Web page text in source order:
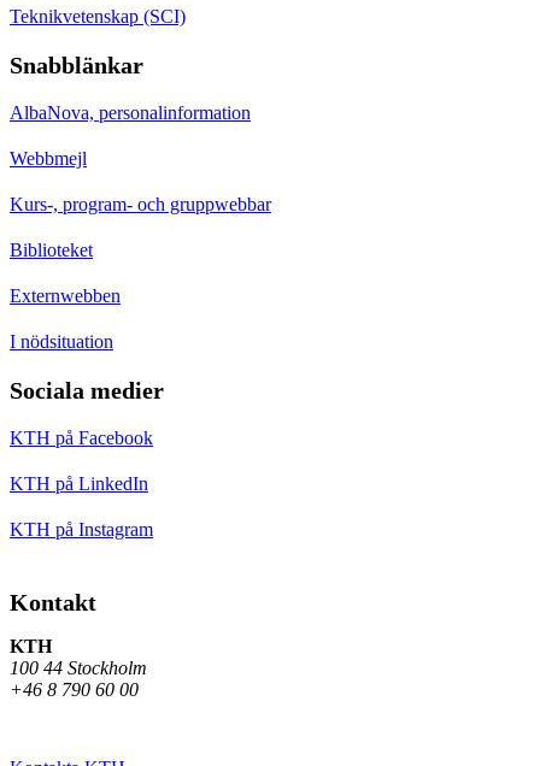
Teknikvetenskap (SCI)
Snabblänkar
AlbaNova, personalinformation
Webbmejl
Kurs-, program- och gruppwebbar
Biblioteket
Externwebben
I nödsituation
Sociala medier
KTH på Facebook
KTH på LinkedIn
KTH på Instagram
Kontakt
KTH
100 44 Stockholm
+46 8 790 60 00